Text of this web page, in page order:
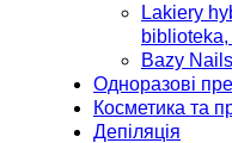
Lakiery
Bazy
Одноразові
Косметика та
Депіляція